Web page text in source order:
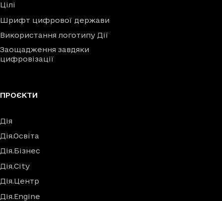
Цілі
Шрифт цифрової держави
Використання логотипу Дії
Заощадження завдяки
цифровізації
ПРОЄКТИ
Дія
Дія.Освіта
Дія.Бізнес
Дія.City
Дія.Центр
Дія.Engine